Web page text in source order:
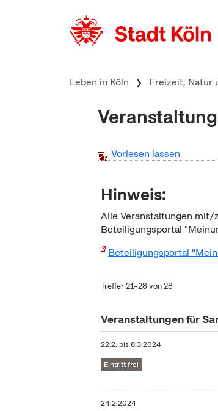
Leben in Köln Freizeit, Natur
Vorlesen lassen
Hinweis:
Alle Veranstaltungen mit/
Beteiligungsportal
Beteiligungsportal
Treffer 21–28 von 28
Veranstaltungen für
22.2. bis8.3.2024
Eintritt frei
24.2.2024